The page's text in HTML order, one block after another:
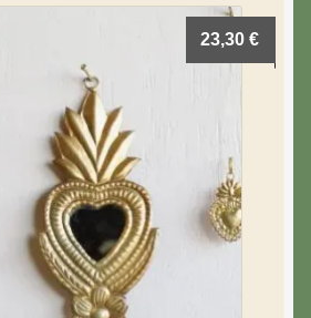
23,30€